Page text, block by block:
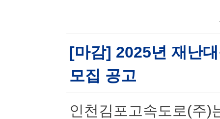
[마감] 2025년 재난
모집 공고
인천김포고속도로(주)